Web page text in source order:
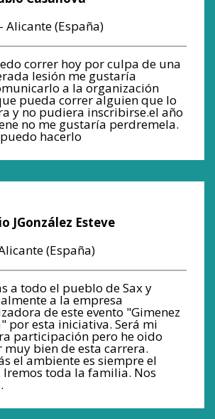
Alicante (España)
correr hoy por culpa de una
lesión me gustaría
a la organización
pueda correr alguien que lo
y no pudiera inscribirse.el año
no me gustaría perdremela.
hacerlo
JGonzález Esteve
(España)
a todo el pueblo de Sax y
a la empresa
de este evento "Gimenez
por esta iniciativa. Será mi
participación pero he oido
muy bien de esta carrera.
el ambiente es siempre el
Iremos toda la familia. Nos